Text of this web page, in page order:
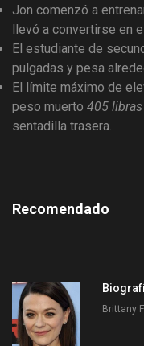
Jon comenzó a
llevó a convertirse en
El estudiante de
pulgadas y pesa
El límite máximo de
peso muerto 405 libras
sentadilla trasera.
Recomendado
Brittany